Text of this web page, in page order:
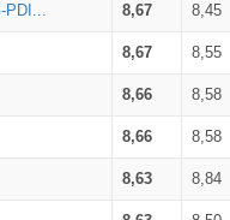
PDI... 8,67 8,45
8,67 8,55
8,66 8,58
8,66 8,58
8,63 8,84